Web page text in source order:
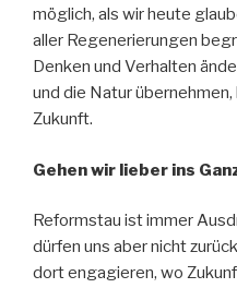
möglich, als wir heute
aller Regenerierungen
Denken und Verhalten
und die Natur
Zukunft.
Gehen wir lieber ins
Reformstau ist immer
dürfen uns aber nicht
dort engagieren, wo